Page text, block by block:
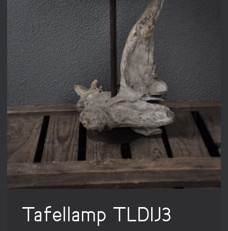
Tafellamp TLDIJ3